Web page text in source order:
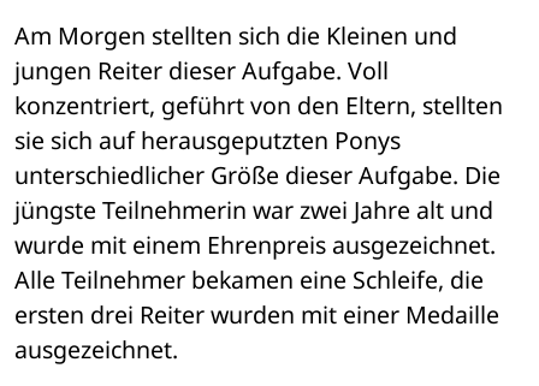
Am Morgen stellten sich die Kleinen und
jungen Reiter dieser Aufgabe. Voll
konzentriert, geführt von den Eltern, stellten
sie sich auf herausgeputzten Ponys
unterschiedlicher Größe dieser Aufgabe. Die
jüngste Teilnehmerin war zwei Jahre alt und
wurde mit einem Ehrenpreis ausgezeichnet.
Alle Teilnehmer bekamen eine Schleife, die
ersten drei Reiter wurden mit einer Medaille
ausgezeichnet.